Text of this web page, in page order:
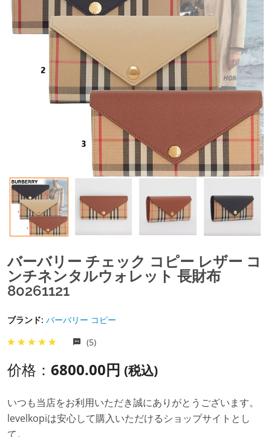
バーバリー チェック コピー レザー コ
ンチネンタルウォレット 長財布
80261121
ブランド: バーバリー コピー
(5)
价格： 6800.00円 (税込)
いつも当店をお利用いただき誠にありがとうございます。
levelkopiは安心して購入いただけるショップサイトとし
て。